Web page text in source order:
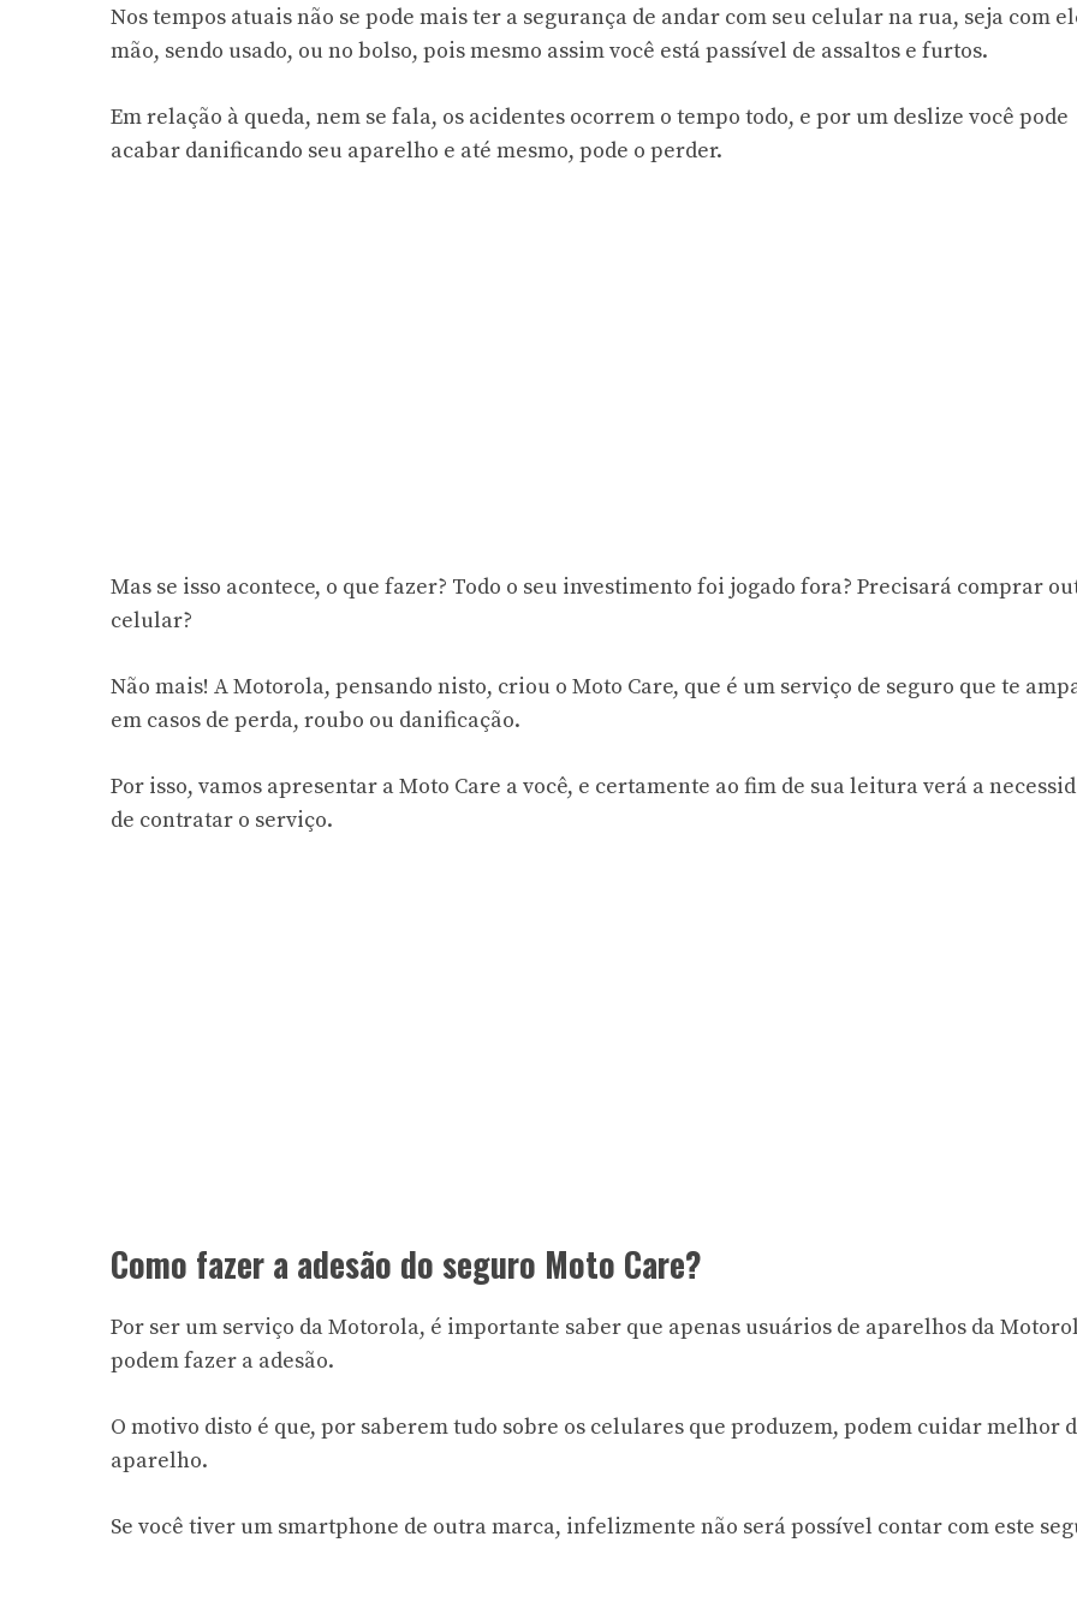
Nos tempos atuais não se pode mais ter a segurança de andar com seu celular na rua, seja com
mão, sendo usado, ou no bolso, pois mesmo assim você está passível de assaltos e furtos.
Em relação à queda, nem se fala, os acidentes ocorrem o tempo todo, e por um deslize você pode
acabar danificando seu aparelho e até mesmo, pode o perder.
Mas se isso acontece, o que fazer? Todo o seu investimento foi jogado fora? Precisará comprar
celular?
Não mais! A Motorola, pensando nisto, criou o Moto Care, que é um serviço de seguro que te
em casos de perda, roubo ou danificação.
Por isso, vamos apresentar a Moto Care a você, e certamente ao fim de sua leitura verá a
de contratar o serviço.
Como fazer a adesão do seguro Moto Care?
Por ser um serviço da Motorola, é importante saber que apenas usuários de aparelhos da
podem fazer a adesão.
O motivo disto é que, por saberem tudo sobre os celulares que produzem, podem cuidar melhor
aparelho.
Se você tiver um smartphone de outra marca, infelizmente não será possível contar com este